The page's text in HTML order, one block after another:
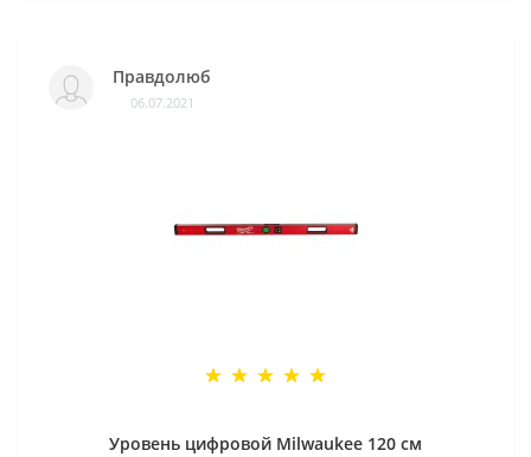
Правдолюб
06.07.2021
Уровень цифровой Milwaukee 120 см